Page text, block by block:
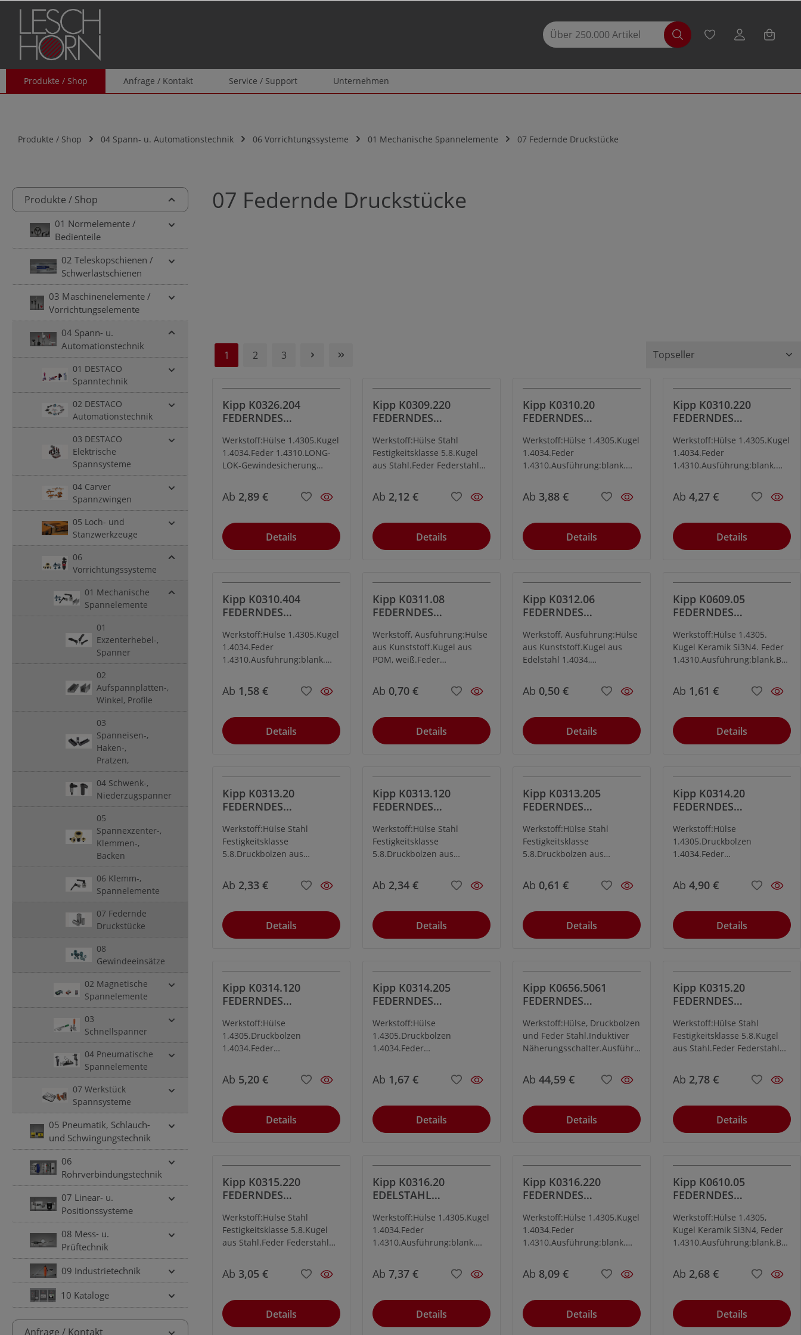
Zur Hauptnavigation springen
Produkte / Shop Anfrage / Kontakt Service / Support Unternehmen
Produkte / Shop 04 Spann- u. Automationstechnik 06 Vorrichtungssysteme 01 Mechanische Spannelemente 07 Federnde Druckstücke
Produkte / Shop
01 Normelemente /
Bedienteile
02 Teleskopschienen /
Schwerlastschienen
03 Maschinenelemente /
Vorrichtungselemente
04 Spann- u.
Automationstechnik
01 DESTACO
Spanntechnik
02 DESTACO
Automationstechnik
03 DESTACO
Elektrische
Spannsysteme
04 Carver
Spannzwingen
05 Loch- und
Stanzwerkzeuge
06
Vorrichtungssysteme
01 Mechanische
Spannelemente
01
Exzenterhebel-,
Spanner
02
Aufspannplatten-,
Winkel, Profile
03
Spanneisen-,
Haken-,
Pratzen,
04 Schwenk-,
Niederzugspanner
05
Spannexzenter-,
Klemmen-,
Backen
06 Klemm-,
Spannelemente
07 Federnde
Druckstücke
08
Gewindeeinsätze
02 Magnetische
Spannelemente
03
Schnellspanner
04 Pneumatische
Spannelemente
07 Werkstück
Spannsysteme
05 Pneumatik, Schlauch-
und Schwingungstechnik
06
Rohrverbindungstechnik
07 Linear- u.
Positionssysteme
08 Mess- u.
Prüftechnik
09 Industrietechnik
10 Kataloge
Anfrage / Kontakt
07 Federnde Druckstücke
1 2 3
Kipp K0326.204
FEDERNDES
EDELSTAHL, KUGEL,
LONG LOK, VE
Werkstoff:Hülse 1.4305.Kugel
1.4034.Feder 1.4310.LONG-
LOK-Gewindesicherung
Kugel gehärtet.
Ab 2,89 €
Details
Kipp K0309.220
FEDERNDES
KUGEL, VERSTÄRKTE
FEDERKRAFT
Werkstoff:Hülse Stahl
Festigkeitsklasse 5.8.Kugel
aus Stahl.Feder Federstahl
Kugel gehärtet.
Ab 2,12 €
Details
Kipp K0310.20
FEDERNDES
EDELSTAHL, KUGEL
Werkstoff:Hülse 1.4305.Kugel
1.4034.Feder
1.4310.Ausführung:blank.
Ab 3,88 €
Details
Kipp K0310.220
FEDERNDES
EDELSTAHL, KUGEL,
VERSTÄRKTE F
Werkstoff:Hülse 1.4305.Kugel
1.4034.Feder
1.4310.Ausführung:blank.
Ab 4,27 €
Details
Kipp K0310.404
FEDERNDES
EDELSTAHL, KUGEL,
LANGE AUSFÜH
Werkstoff:Hülse 1.4305.Kugel
1.4034.Feder
1.4310.Ausführung:blank.
Ab 1,58 €
Details
Kipp K0311.08
FEDERNDES
KUGEL DELRIN, HÜLSE
KUNSTSTOFF
Werkstoff, Ausführung:Hülse
aus Kunststoff.Kugel aus
POM, weiß.Feder
10Hinweis:Federnde
Druckstücke dienen zum
sowie als An- und
Abdrückstifte.
Ab 0,70 €
Details
Kipp K0312.06
FEDERNDES
KUGEL EDELSTAHL,
HÜLSE KUNSTSTOFF
Werkstoff, Ausführung:Hülse
aus Kunststoff.Kugel aus
Edelstahl 1.4034,
1.4310.Bestellbeispiel:K0312.
10Hinweis:Federnde
Indexieren und Positionieren
sowie als An- und
Abdrückstifte.
Ab 0,50 €
Details
Kipp K0609.05
FEDERNDES
EDELSTAHL
KERAMIKKUGEL
Werkstoff:Hülse 1.4305.
Kugel Keramik Si3N4. Feder
1.4310.Ausführung:blank.Bes
Siliziumnitrid (Si3N4)
zeichnet sich besonders
hervorragenden
Werkstoffeigenschaften aus.
Diese umfassen z.B. hohe
gute chemische
Beständigkeit.
Ab 1,61 €
Details
Kipp K0313.20
FEDERNDES
BOLZEN
Werkstoff:Hülse Stahl
Festigkeitsklasse
5.8.Druckbolzen aus
D.Ausführung:brüniert.
Druckbolzen gehärtet.
Ab 2,33 €
Details
Kipp K0313.120
FEDERNDES
BOLZEN, LEICHTE
FEDERKRAFT
Werkstoff:Hülse Stahl
Festigkeitsklasse
5.8.Druckbolzen aus
D.Ausführung:brüniert.
Druckbolzen gehärtet.
Ab 2,34 €
Details
Kipp K0313.205
FEDERNDES
BOLZEN, VERSTÄRKTE
FEDERKRAFT
Werkstoff:Hülse Stahl
Festigkeitsklasse
5.8.Druckbolzen aus
D.Ausführung:brüniert.
Druckbolzen gehärtet.
Ab 0,61 €
Details
Kipp K0314.20
FEDERNDES
EDELSTAHL, BOLZEN
Werkstoff:Hülse
1.4305.Druckbolzen
1.4034.Feder
Druckbolzen gehärtet.
Ab 4,90 €
Details
Kipp K0314.120
FEDERNDES
EDELSTAHL, BOLZEN,
LEICHTE FED
Werkstoff:Hülse
1.4305.Druckbolzen
1.4034.Feder
Druckbolzen gehärtet.
Ab 5,20 €
Details
Kipp K0314.205
FEDERNDES
EDELSTAHL, BOLZEN,
VERSTÄRKTE
Werkstoff:Hülse
1.4305.Druckbolzen
1.4034.Feder
Druckbolzen gehärtet.
Ab 1,67 €
Details
Kipp K0656.5061
FEDERNDES
ENDLAGENABFRAGE
ÖFFNER
Werkstoff:Hülse, Druckbolzen
und Feder Stahl.Induktiver
Näherungsschalter.Ausführu
gehärtet.Bestellbeispiel:K065
6.5081Hinweis:Über den
kann ein elektrisches
Steuersignal ausgelöst
werden.Spannung: U = 10 –
67Sicherheit:Der Einsatz der
Federnden Druckstücke mit
zur Absicherung von
Personen geeignet.
Ab 44,59 €
Details
Kipp K0315.20
FEDERNDES
INNENSECHSKANT
UND KUGEL
Werkstoff:Hülse Stahl
Festigkeitsklasse 5.8.Kugel
aus Stahl.Feder Federstahl
Kugel gehärtet.
Ab 2,78 €
Details
Kipp K0315.220
FEDERNDES
KUGEL, VERSTÄRKTE
FEDERKRAFT
Werkstoff:Hülse Stahl
Festigkeitsklasse 5.8.Kugel
aus Stahl.Feder Federstahl
Kugel gehärtet.
Ab 3,05 €
Details
Kipp K0316.20
EDELSTAHL
DRUCKSTÜCK M20,
Innensechskant und
Kugel
Werkstoff:Hülse 1.4305.Kugel
1.4034.Feder
1.4310.Ausführung:blank.
Ab 7,37 €
Details
Kipp K0316.220
FEDERNDES
EDELSTAHL, KUGEL,
VERSTÄRKTE F
Werkstoff:Hülse 1.4305.Kugel
1.4034.Feder
1.4310.Ausführung:blank.
Ab 8,09 €
Details
Kipp K0610.05
FEDERNDES
EDELSTAHL
INNENSECHSKANT
UND KERAMIK
Werkstoff:Hülse 1.4305,
Kugel Keramik Si3N4, Feder
1.4310.Ausführung:blank.Bes
Siliziumnitrid (Si3N4)
zeichnet sich besonders
hervorragenden
Werkstoffeigenschaften aus.
Diese umfassen z.B. hohe
Ab 2,68 €
Details